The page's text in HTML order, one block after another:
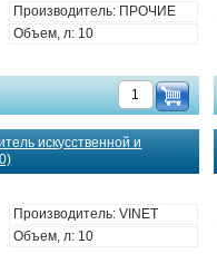
Производитель: ПРОЧИЕ
Объем, л: 10
искусственной и
Производитель: VINET
Объем, л: 10